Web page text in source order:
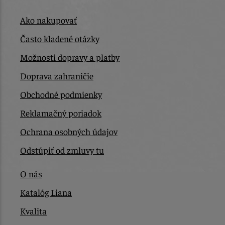
Ako nakupovať
Často kladené otázky
Možnosti dopravy a platby
Doprava zahraničie
Obchodné podmienky
Reklamačný poriadok
Ochrana osobných údajov
Odstúpiť od zmluvy tu
O nás
Katalóg Liana
Kvalita